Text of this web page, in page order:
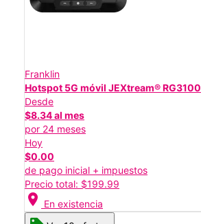
Franklin
Hotspot 5G móvil JEXtream® RG3100
Desde
$8.34 al mes
por 24 meses
Hoy
$0.00
de pago inicial + impuestos
Precio total: $199.99
location_on En existencia